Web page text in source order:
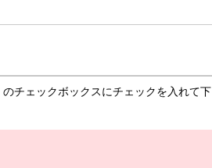
チェックボックスにチェックを入れて下